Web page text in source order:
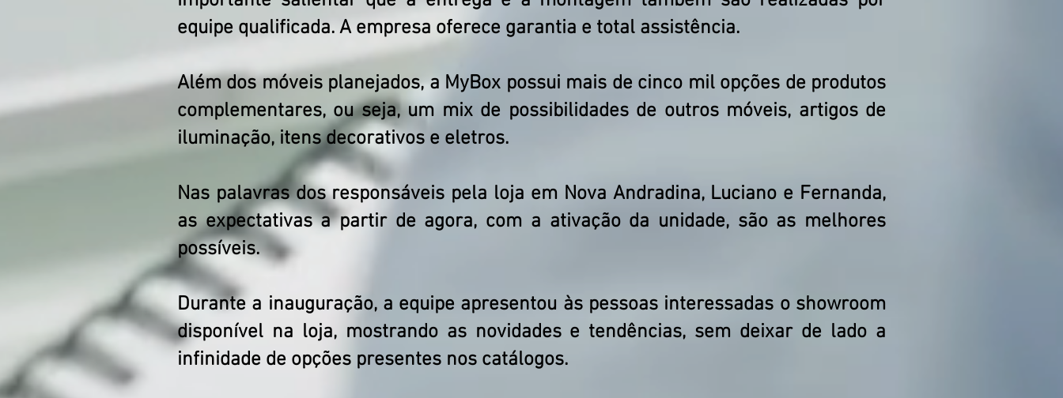
equipe qualificada. A empresa oferece garantia e total assistência.
Além dos móveis planejados, a MyBox possui mais de cinco mil opções de produtos
complementares, ou seja, um mix de possibilidades de outros móveis, artigos de
iluminação, itens decorativos e eletros.
Nas palavras dos responsáveis pela loja em Nova Andradina, Luciano e Fernanda,
as expectativas a partir de agora, com a ativação da unidade, são as melhores
possíveis.
Durante a inauguração, a equipe apresentou às pessoas interessadas o showroom
disponível na loja, mostrando as novidades e tendências, sem deixar de lado a
infinidade de opções presentes nos catálogos.